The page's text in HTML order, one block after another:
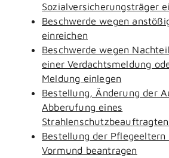
Sozialversicherungsträger
Beschwerde wegen
einreichen
Beschwerde wegen
einer Verdachtsmeldung
Meldung einlegen
Bestellung, Änderung der
Abberufung eines
Bestellung der
Vormund beantragen